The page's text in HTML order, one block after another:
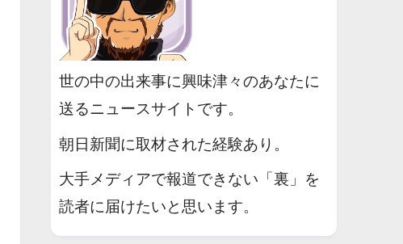
世の中の出来事に興味津々のあなたに
送るニュースサイトです。
朝日新聞に取材された経験あり。
大手メディアで報道できない「裏」を
読者に届けたいと思います。